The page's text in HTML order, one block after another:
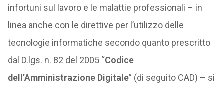
infortuni sul lavoro e le malattie professionali – in
linea anche con le direttive per l’utilizzo delle
tecnologie informatiche secondo quanto prescritto
dal D.lgs. n. 82 del 2005 “Codice
dell’Amministrazione Digitale” (di seguito CAD) – si